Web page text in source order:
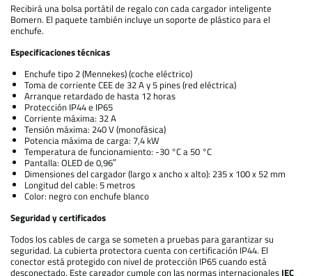
Recibirá una bolsa portátil de regalo con cada cargador inteligente
Bomern. El paquete también incluye un soporte de plástico para el
enchufe.
Especificaciones técnicas
Enchufe tipo 2 (Mennekes) (coche eléctrico)
Toma de corriente CEE de 32 A y 5 pines (red eléctrica)
Arranque retardado de hasta 12 horas
Protección IP44 e IP65
Corriente máxima: 32 A
Tensión máxima: 240 V (monofásica)
Potencia máxima de carga: 7,4 kW
Temperatura de funcionamiento: -30 °C a 50 °C
Pantalla: OLED de 0,96″
Dimensiones del cargador (largo x ancho x alto): 235 x 100 x 52 mm
Longitud del cable: 5 metros
Color: negro con enchufe blanco
Seguridad y certificados
Todos los cables de carga se someten a pruebas para garantizar su
seguridad. La cubierta protectora cuenta con certificación IP44. El
conector está protegido con nivel de protección IP65 cuando está
desconectado. Este cargador cumple con las normas internacionales IEC